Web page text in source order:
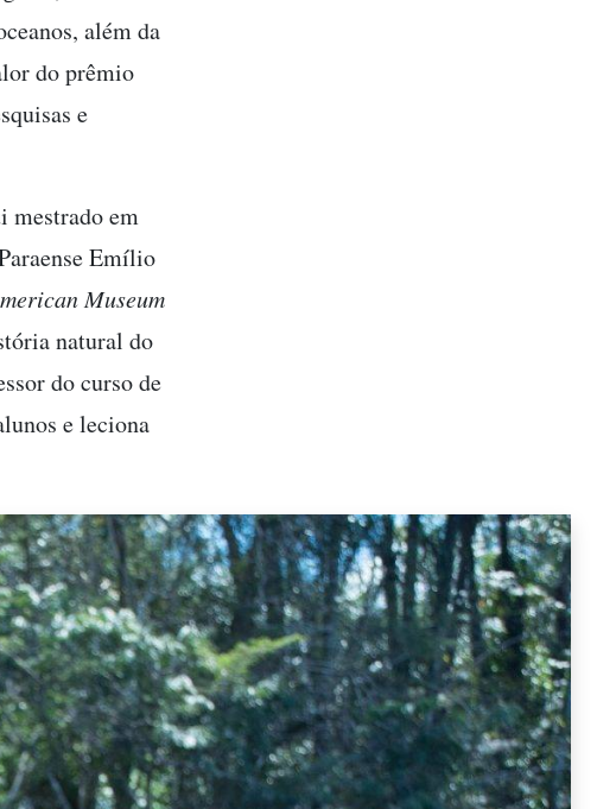
além da
do prêmio
e
mestrado em
Emílio
Museum
natural do
do curso de
e leciona